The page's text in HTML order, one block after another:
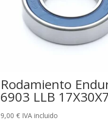
Rodamiento
6903 LLB 17X30X7
9,00 € IVA incluido